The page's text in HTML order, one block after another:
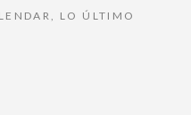
, LO ÚLTIMO